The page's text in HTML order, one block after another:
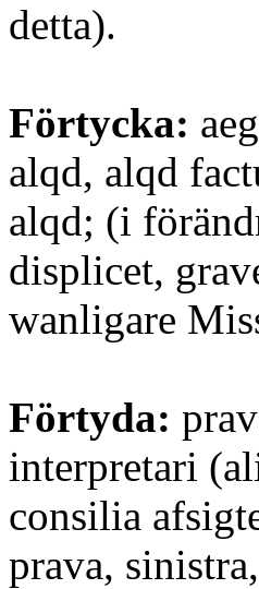
detta).
Förtycka:
alqd, alqd
alqd; (i
displicet,
wanligare
Förtyda:
interpretari
consilia
prava,